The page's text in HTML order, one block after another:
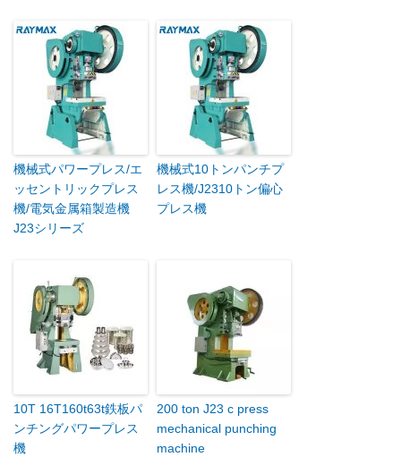
機械式パワープレス/エ
ッセントリックプレス
機/電気金属箱製造機
J23シリーズ
機械式10トンパンチプ
レス機/J2310トン偏心
プレス機
10T 16T160t63t鉄板パ
ンチングパワープレス
機
200 ton J23 c press
mechanical punching
machine